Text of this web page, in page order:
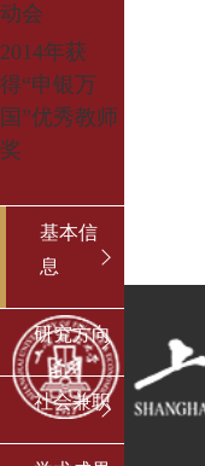
动会
2014年获
得“申银万
国”优秀教师
奖
基本信
息
研究方向
社会兼职